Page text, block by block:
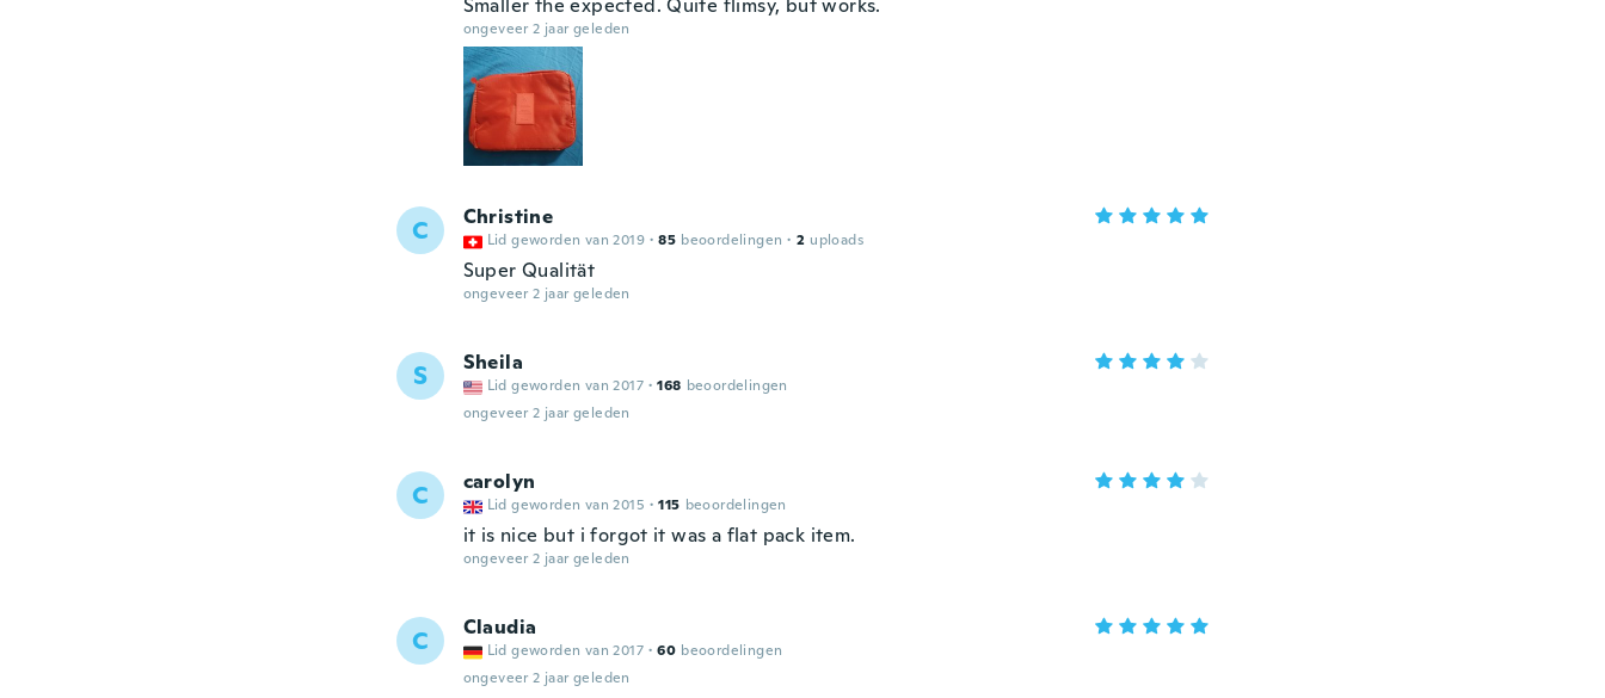
Smaller the expected. Quite flimsy, but works.
ongeveer 2 jaar geleden
C Christine
Lid geworden van 2019 · 85 beoordelingen · 2 uploads
Super Qualität
ongeveer 2 jaar geleden
S Sheila
Lid geworden van 2017 · 168 beoordelingen
ongeveer 2 jaar geleden
C carolyn
Lid geworden van 2015 · 115 beoordelingen
it is nice but i forgot it was a flat pack item.
ongeveer 2 jaar geleden
C Claudia
Lid geworden van 2017 · 60 beoordelingen
ongeveer 2 jaar geleden